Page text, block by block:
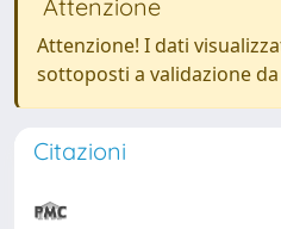
Attenzione
Attenzione! I dati
sottoposti a validazione
Citazioni